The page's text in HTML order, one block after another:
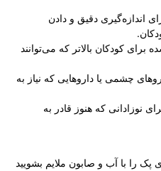
اندازه‌گیری دقیق و دادن
برای کودکان بالاتر که می‌توانند
چشمی یا داروهایی که نیاز به
نوزادانی که هنوز قادر به
پک را با آب و صابون ملایم بشویید